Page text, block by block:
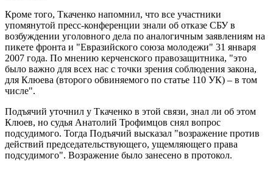
Кроме того, Ткаченко напомнил, что все участники
упомянутой пресс-конференции знали об отказе СБУ в
возбуждении уголовного дела по аналогичным заявлениям на
пикете фронта и "Евразийского союза молодежи" 31 января
2007 года. По мнению керченского правозащитника, "это
было важно для всех нас с точки зрения соблюдения закона,
для Клюева (второго обвиняемого по статье 110 УК) – в том
числе".
Подъячий уточнил у Ткаченко в этой связи, знал ли об этом
Клюев, но судья Анатолий Трофимцов снял вопрос
подсудимого. Тогда Подъячий высказал "возражение против
действий председательствующего, ущемляющего права
подсудимого". Возражение было занесено в протокол.